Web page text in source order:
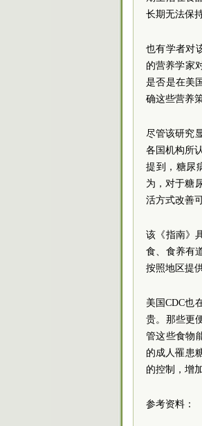
长期无法保
也有学者对
的营养学家
是否是在美
确这些营养
尽管该研究
各国机构所
提到，糖尿
为，对于糖
活方式改善
该《指南》
食、食养有
按照地区提
美国CDC也
贵。那些更
管这些食物
的成人罹患
的控制，增
参考资料：